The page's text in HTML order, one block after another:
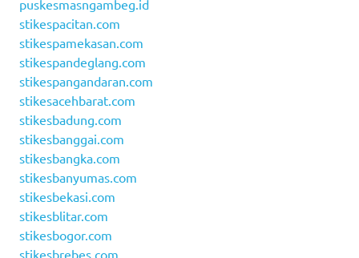
puskesmasngambeg.id
stikespacitan.com
stikespamekasan.com
stikespandeglang.com
stikespangandaran.com
stikesacehbarat.com
stikesbadung.com
stikesbanggai.com
stikesbangka.com
stikesbanyumas.com
stikesbekasi.com
stikesblitar.com
stikesbogor.com
stikesbrebes.com